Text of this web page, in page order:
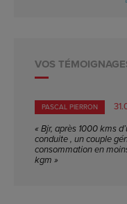
VOS
PASCAL PIERRON
« Bjr, après 1000 kms
conduite , un couple
consommation en
kgm »